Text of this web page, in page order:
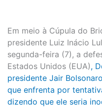
Em meio à Cúpula do
presidente Luiz Inácio
segunda-feira (7), a
Estados Unidos (EUA),
presidente Jair
que enfrenta por
dizendo que ele seria